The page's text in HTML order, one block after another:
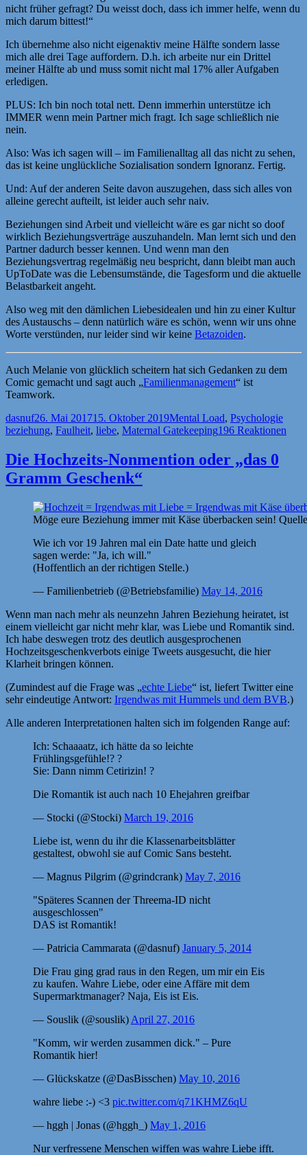
nicht früher gefragt? Du weisst doch, dass ich immer helfe, wenn du
mich darum bittest!“
Ich übernehme also nicht eigenaktiv meine Hälfte sondern lasse
mich alle drei Tage auffordern. D.h. ich arbeite nur ein Drittel
meiner Hälfte ab und muss somit nicht mal 17% aller Aufgaben
erledigen.
PLUS: Ich bin noch total nett. Denn immerhin unterstütze ich
IMMER wenn mein Partner mich fragt. Ich sage schließlich nie
nein.
Also: Was ich sagen will – im Familienalltag all das nicht zu sehen,
das ist keine unglückliche Sozialisation sondern Ignoranz. Fertig.
Und: Auf der anderen Seite davon auszugehen, dass sich alles von
alleine gerecht aufteilt, ist leider auch sehr naiv.
Beziehungen sind Arbeit und vielleicht wäre es gar nicht so doof
wirklich Beziehungsverträge auszuhandeln. Man lernt sich und den
Partner dadurch besser kennen. Und wenn man den
Beziehungsvertrag regelmäßig neu bespricht, dann bleibt man auch
UpToDate was die Lebensumstände, die Tagesform und die aktuelle
Belastbarkeit angeht.
Also weg mit den dämlichen Liebesidealen und hin zu einer Kultur
des Austauschs – denn natürlich wäre es schön, wenn wir uns ohne
Worte verstünden, nur leider sind wir keine Betazoiden.
Auch Melanie von glücklich scheitern hat sich Gedanken zu dem
Comic gemacht und sagt auch „Familienmanagement“ ist
Teamwork.
Autor
dasnufVeröffentlicht
am
26. Mai 201715. Oktober 2019Kategorien
Mental Load, Psychologie
beziehung, Faulheit, liebe, Maternal Gatekeeping196 Reaktionen
Die Hochzeits-Nonmention oder „das 0
Gramm Geschenk“
Möge eure Beziehung immer mit Käse überbacken sein!
Wie ich vor 19 Jahren mal ein Date hatte und gleich
sagen werde: "Ja, ich will."
(Hoffentlich an der richtigen Stelle.)
— Familienbetrieb (@Betriebsfamilie) May 14, 2016
Wenn man nach mehr als neunzehn Jahren Beziehung heiratet, ist
einem vielleicht gar nicht mehr klar, was Liebe und Romantik sind.
Ich habe deswegen trotz des deutlich ausgesprochenen
Hochzeitsgeschenkverbots einige Tweets ausgesucht, die hier
Klarheit bringen können.
(Zumindest auf die Frage was „echte Liebe“ ist, liefert Twitter eine
sehr eindeutige Antwort: Irgendwas mit Hummels und dem BVB.)
Alle anderen Interpretationen halten sich im folgenden Range auf:
Ich: Schaaaatz, ich hätte da so leichte
Frühlingsgefühle!? ?
Sie: Dann nimm Cetirizin! ?
Die Romantik ist auch nach 10 Ehejahren greifbar
— Stocki (@Stocki) March 19, 2016
Liebe ist, wenn du ihr die Klassenarbeitsblätter
gestaltest, obwohl sie auf Comic Sans besteht.
— Magnus Pilgrim (@grindcrank) May 7, 2016
"Späteres Scannen der Threema-ID nicht
ausgeschlossen"
DAS ist Romantik!
— Patricia Cammarata (@dasnuf) January 5, 2014
Die Frau ging grad raus in den Regen, um mir ein Eis
zu kaufen. Wahre Liebe, oder eine Affäre mit dem
Supermarktmanager? Naja, Eis ist Eis.
— Souslik (@souslik) April 27, 2016
"Komm, wir werden zusammen dick." – Pure
Romantik hier!
— Glückskatze (@DasBisschen) May 10, 2016
wahre liebe :-) <3 pic.twitter.com/q71KHMZ6qU
— hggh | Jonas (@hggh_) May 1, 2016
Nur verfressene Menschen wiffen was wahre Liebe ifft.